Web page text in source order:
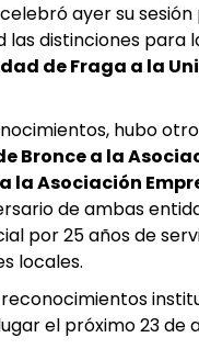
ayer su
distinciones para
de Fraga a la
hubo
Bronce a la
la Asociación
de ambas
por 25 años de
locales.
el próximo 23 de